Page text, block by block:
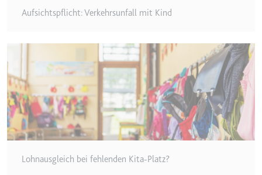
Relevanz der Werbung auf der
Beständig
Typ:
HTML Local Storage
__Secure-ROLLOUT_TOKEN
Anbieter:
youtube.com
Zweck:
Wird verwendet, um die
Interaktion der Nutzer mit
Aufsichtspflicht: Verkehrsunfall mit Kind
Lohnausgleich bei fehlenden Kita-Platz?